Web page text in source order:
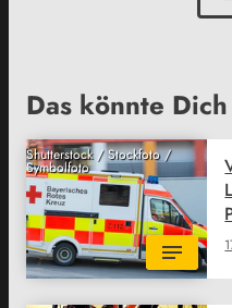
Das könnte
Shutterstock / Stockfoto /
Symbolfoto